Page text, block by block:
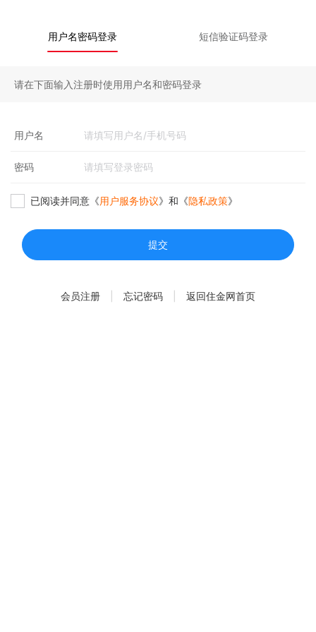
用户名密码登录 短信验证码登录
请在下面输入注册时使用用户名和密码登录
用户名
密码
已阅读并同意《用户服务协议》和《隐私政策》
提交
会员注册 忘记密码 返回住金网首页